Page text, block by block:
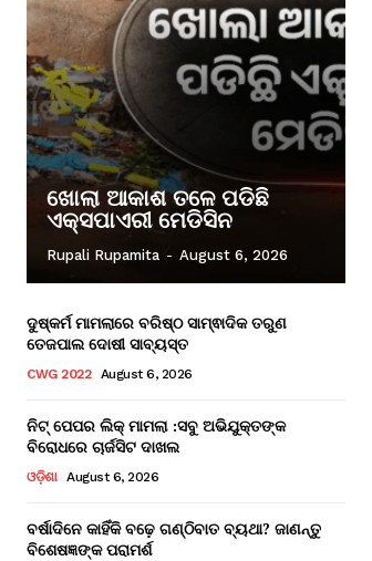
ଖୋଲା ଆକାଶ ତଳେ ପଡିଛି
ଏକ୍ସପାଏରୀ ମେଡିସିନ
Rupali Rupamita - August 6, 2026
ଦୁଷ୍କର୍ମ ମାମଲାରେ ବରିଷ୍ଠ ସାମ୍ଵାଦିକ ତରୁଣ
ତେଜପାଲ ଦୋଷୀ ସାବ୍ୟସ୍ତ
CWG 2022 August 6, 2026
ନିଟ୍ ପେପର ଲିକ୍ ମାମଲା :ସବୁ ଅଭିଯୁକ୍ତଙ୍କ
ବିରୋଧରେ ଚାର୍ଜସିଟ ଦାଖଲ
ଓଡ଼ିଶା August 6, 2026
ବର୍ଷାଦିନେ କାହିଁକି ବଢ଼େ ଗଣ୍ଠିବାତ ବ୍ୟଥା? ଜାଣନ୍ତୁ
ବିଶେଷଜ୍ଞଙ୍କ ପରାମର୍ଶ